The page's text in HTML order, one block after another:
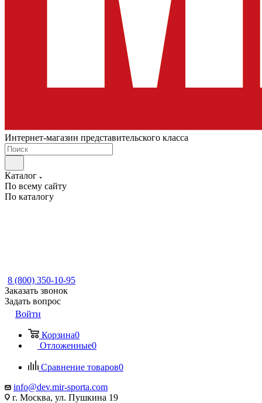
Интернет-магазин представительского класса
Каталог
По всему сайту
По каталогу
8 (800) 350-10-95
Заказать звонок
Задать вопрос
Войти
Корзина0
Отложенные0
Сравнение товаров0
info@dev.mir-sporta.com
г. Москва, ул. Пушкина 19